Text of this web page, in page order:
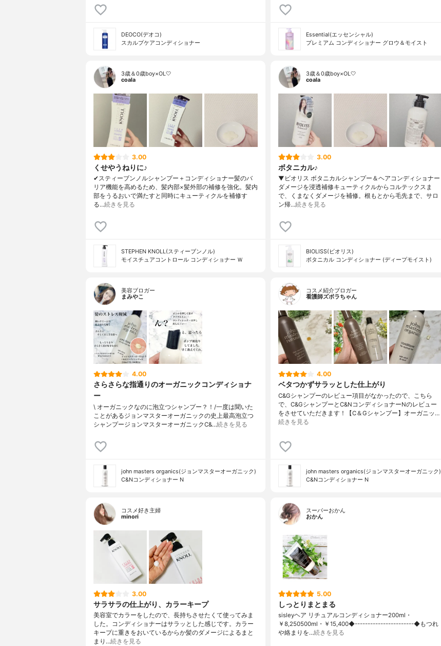
DEOCO(デオコ)
スカルプケアコンディショナー
Essential(エッセンシャル)
プレミアム コンディショナー グロウ＆モイスト
3歳＆0歳boy×OL🤍
coala
3.00
くせやうねりに♪
✔︎スティーブンノルシャンプー＋コンディショナー髪のバ
リア機能を高めるため、髪内部×髪外部の補修を強化。髪内
部をうるおいで満たすと同時にキューティクルを補修す
る…続きを見る
STEPHEN KNOLL(スティーブンノル)
モイスチュアコントロール コンディショナー Ｗ
3歳＆0歳boy×OL🤍
coala
3.00
ボタニカル♪
▼ビオリス ボタニカルシャンプー＆ヘアコンディショナー
ダメージを浸透補修キューティクルからコルテックスま
で、くまなくダメージを補修。根もとから毛先まで、サロ
ン帰…続きを見る
BIOLISS(ビオリス)
ボタニカル コンディショナー (ディープモイスト)
美容ブロガー
まみやこ
4.00
さらさらな指通りのオーガニックコンディショナ
ー
\ オーガニックなのに泡立つシャンプー？！/⁡⁡一度は聞いた
ことがあるジョンマスターオーガニックの史上最高泡立つ
シャンプー⁡⁡⁡⁡ジョンマスターオーガニックC&…続きを見る
john masters organics(ジョンマスターオーガニック)
C&Nコンディショナー N
コスメ紹介ブロガー
看護師ズボラちゃん
4.00
ベタつかずサラッとした仕上がり
C&Gシャンプーのレビュー項目がなかったので、こちら
で、C&GシャンプーとC&NコンディショナーNのレビュー
をさせていただきます！【C＆Gシャンプー】オーガニッ…
続きを見る
john masters organics(ジョンマスターオーガニック)
C&Nコンディショナー N
コスメ好き主婦
minori
3.00
サラサラの仕上がり、カラーキープ
美容室でカラーをしたので、長持ちさせたくて使ってみま
した。コンディショナーはサラッとした感じです。カラー
キープに重きをおいているからか髪のダメージによるまと
まり…続きを見る
スーパーおかん
おかん
5.00
しっとりまとまる
sisleyヘア リチュアルコンディショナー200ml・
￥8,250500ml・￥15,400◆-----------------------◆もつれ
や絡まりを…続きを見る